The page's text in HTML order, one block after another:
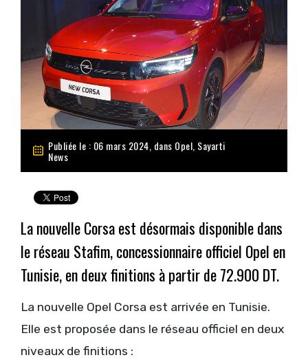
Publiée le : 06 mars 2024, dans Opel Sayarti
News
La nouvelle Corsa est désormais disponible dans
le réseau Stafim, concessionnaire officiel Opel en
Tunisie, en deux finitions à partir de 72.900 DT.
La nouvelle Opel Corsa est arrivée en Tunisie.
Elle est proposée dans le réseau officiel en deux
niveaux de finitions :